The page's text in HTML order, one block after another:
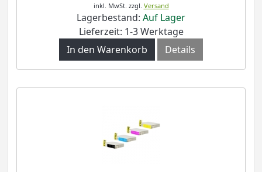
inkl. MwSt. zzgl. Versand
Lagerbestand: Auf Lager
Lieferzeit: 1-3 Werktage
In den Warenkorb
Details